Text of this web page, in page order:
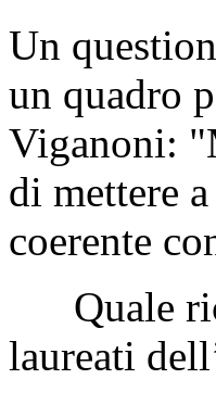
Un
un quadro
Viganoni:
di mettere
coerente
Quale
laureati